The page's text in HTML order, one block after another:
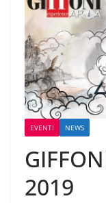
EVENTI NEWS
2019